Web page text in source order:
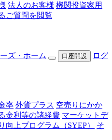
法人のお客様 機関投資家用
ご質問を閲覧
ズ・ホーム 口座開設
ログ
率 外貨プラス 空売りにかか
金利等の諸経費 マーケットデ
向上プログラム（SYEP）
そ